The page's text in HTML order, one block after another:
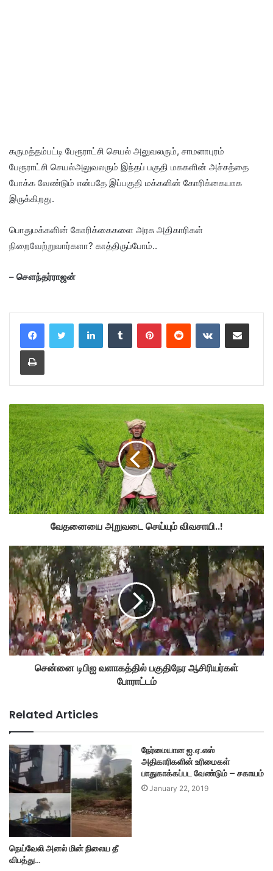
கருமத்தம்பட்டி பேரூராட்சி செயல் அலுவலரும், சாமளாபுரம்
பேரூராட்சி செயல்அலுவலரும் இந்தப் பகுதி மககளின் அச்சத்தை
போக்க வேண்டும் என்பதே இப்பகுதி மக்களின் கோரிக்கையாக
இருக்கிறது.
பொதுமக்களின் கோரிக்கைகளை அரசு அதிகாரிகள்
நிறைவேற்றுவார்களா? காத்திருப்போம்..
– சௌந்தர்ராஜன்
LinkedInTumblr PinterestReddit VKontakteShare via Email
Print
வேதனையை அறுவடை செய்யும் விவசாயி..!
சென்னை டிபிஐ வளாகத்தில் பகுதிநேர ஆசிரியர்கள்
போராட்டம்
Related Articles
நெய்வேலி அனல் மின் நிலைய தீ
விபத்து…
நேர்மையான ஐ.ஏ.எஸ்
அதிகாரிகளின் உரிமைகள்
பாதுகாக்கப்பட வேண்டும் – சகாயம்
January 22, 2019